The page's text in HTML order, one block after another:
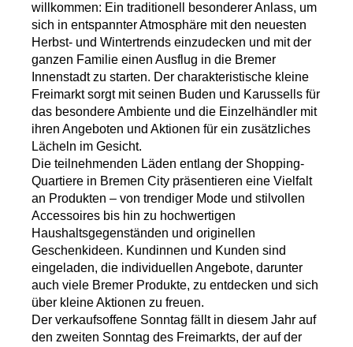
willkommen: Ein traditionell besonderer Anlass, um
sich in entspannter Atmosphäre mit den neuesten
Herbst- und Wintertrends einzudecken und mit der
ganzen Familie einen Ausflug in die Bremer
Innenstadt zu starten. Der charakteristische kleine
Freimarkt sorgt mit seinen Buden und Karussells für
das besondere Ambiente und die Einzelhändler mit
ihren Angeboten und Aktionen für ein zusätzliches
Lächeln im Gesicht.
Die teilnehmenden Läden entlang der Shopping-
Quartiere in Bremen City präsentieren eine Vielfalt
an Produkten – von trendiger Mode und stilvollen
Accessoires bis hin zu hochwertigen
Haushaltsgegenständen und originellen
Geschenkideen. Kundinnen und Kunden sind
eingeladen, die individuellen Angebote, darunter
auch viele Bremer Produkte, zu entdecken und sich
über kleine Aktionen zu freuen.
Der verkaufsoffene Sonntag fällt in diesem Jahr auf
den zweiten Sonntag des Freimarkts, der auf der